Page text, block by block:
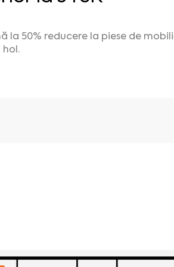
la 50% reducerela piese de